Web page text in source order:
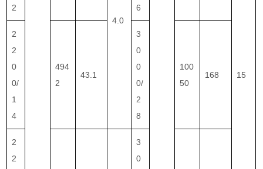
2
4.0
6
15
2
2
0
0/
1
4
494
2
43.1
3
0
0
0/
2
8
100
50
168
2
2
3
0